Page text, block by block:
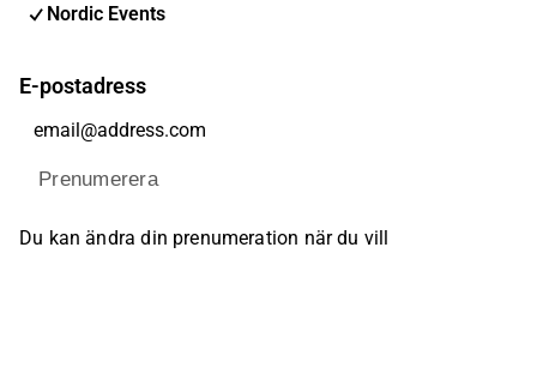
Nordic Events
E-postadress
Prenumerera
Du kan ändra din prenumeration när du vill